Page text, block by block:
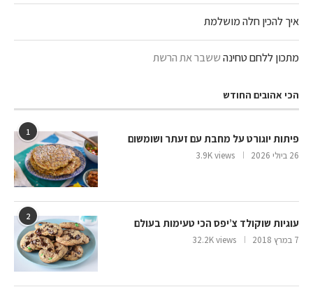
איך להכין חלה מושלמת
מתכון ללחם טחינהששבר את הרשת
הכי אהובים החודש
1
פיתות יוגורט על מחבת עם זעתר ושומשום
26 ביולי 2026 3.9K views
2
עוגיות שוקולד צ’יפס הכי טעימות בעולם
7 במרץ 2018 32.2K views